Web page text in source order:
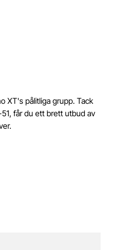
XT's pålitliga grupp. Tack
får du ett brett utbud av